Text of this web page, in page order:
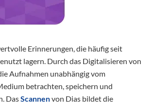
Erinnerungen, die häufig seit
lagern. Durch das Digitalisieren von
Aufnahmen unabhängig vom
betrachten, speichern und
DasScannenvon Dias bildet die